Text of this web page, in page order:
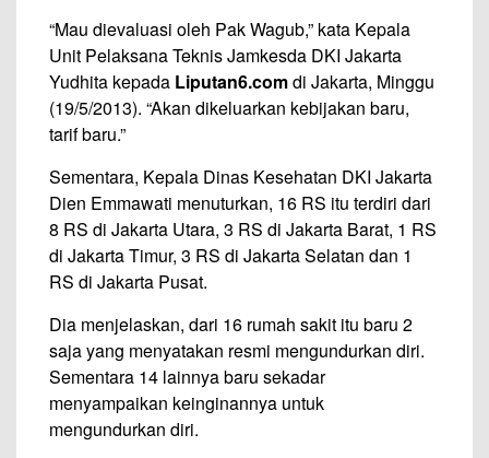
“Mau dievaluasi oleh Pak Wagub,” kata Kepala
Unit Pelaksana Teknis Jamkesda DKI Jakarta
Yudhita kepada Liputan6.comdi Jakarta, Minggu
(19/5/2013). “Akan dikeluarkan kebijakan baru,
tarif baru.”
Sementara, Kepala Dinas Kesehatan DKI Jakarta
Dien Emmawati menuturkan, 16 RS itu terdiri dari
8 RS di Jakarta Utara, 3 RS di Jakarta Barat, 1 RS
di Jakarta Timur, 3 RS di Jakarta Selatan dan 1
RS di Jakarta Pusat.
Dia menjelaskan, dari 16 rumah sakit itu baru 2
saja yang menyatakan resmi mengundurkan diri.
Sementara 14 lainnya baru sekadar
menyampaikan keinginannya untuk
mengundurkan diri.